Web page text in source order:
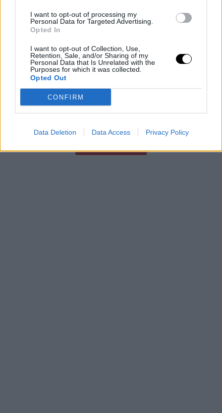
I want to opt-out of processing my
Personal Data for Targeted Advertising.
Opted In
I want to opt-out of Collection, Use,
Retention, Sale, and/or Sharing of my
Personal Data that Is Unrelated with the
Purposes for which it was collected.
Opted Out
CONFIRM
Data Deletion Data Access Privacy Policy
A Hímivarsejtek Rejtett Szövetsége
A megtermékenyítést gyakran úgy ábrázolják, mint egy
versenyez egyetlen petesejtért. A Syracuse Egyetem, a
Sienai Egyetem és a Szegedi
Rooby
augusztus 7, 2026